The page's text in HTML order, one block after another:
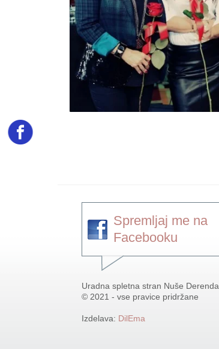
Spremljaj me na
Facebooku
Uradna spletna stran Nuše Derenda
© 2021 - vse pravice pridržane
Izdelava: DilEma